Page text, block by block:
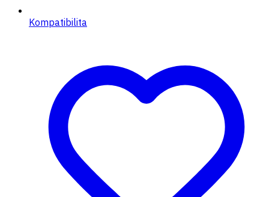
Kompatibilita